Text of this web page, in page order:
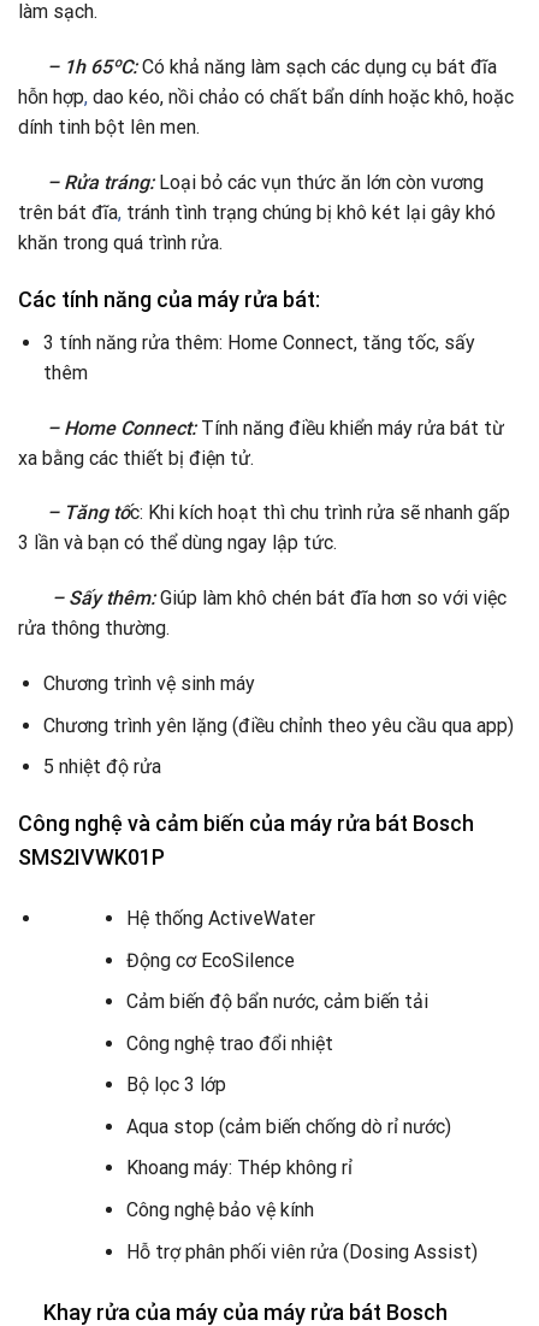
làm sạch.
– 1h 65ºC:Có khả năng làm sạch các dụng cụ bát đĩa
hỗn hợp, dao kéo, nồi chảo có chất bẩn dính hoặc khô, hoặc
dính tinh bột lên men.
– Rửa tráng:Loại bỏ các vụn thức ăn lớn còn vương
trên bát đĩa, tránh tình trạng chúng bị khô két lại gây khó
khăn trong quá trình rửa.
Các tính năng của máy rửa bát:
3 tính năng rửa thêm: Home Connect, tăng tốc, sấy
thêm
– Home Connect:Tính năng điều khiển máy rửa bát từ
xa bằng các thiết bị điện tử.
– Tăng tốc: Khi kích hoạt thì chu trình rửa sẽ nhanh gấp
3 lần và bạn có thể dùng ngay lập tức.
– Sấy thêm:Giúp làm khô chén bát đĩa hơn so với việc
rửa thông thường.
Chương trình vệ sinh máy
Chương trình yên lặng (điều chỉnh theo yêu cầu qua app)
5 nhiệt độ rửa
Công nghệ và cảm biến của máy rửa bát Bosch
SMS2IVWK01P
Hệ thống ActiveWater
Động cơ EcoSilence
Cảm biến độ bẩn nước, cảm biến tải
Công nghệ trao đổi nhiệt
Bộ lọc 3 lớp
Aqua stop (cảm biến chống dò rỉ nước)
Khoang máy: Thép không rỉ
Công nghệ bảo vệ kính
Hỗ trợ phân phối viên rửa (Dosing Assist)
Khay rửa của máy của máy rửa bát Bosch